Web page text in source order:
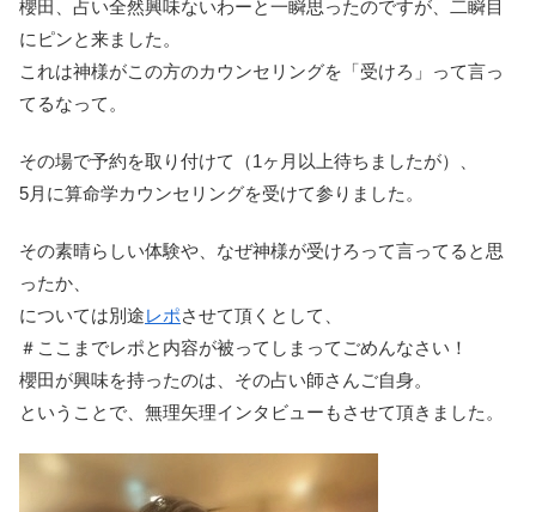
櫻田、占い全然興味ないわーと一瞬思ったのですが、二瞬目
にピンと来ました。
これは神様がこの方のカウンセリングを「受けろ」って言っ
てるなって。
その場で予約を取り付けて（1ヶ月以上待ちましたが）、
5月に算命学カウンセリングを受けて参りました。
その素晴らしい体験や、なぜ神様が受けろって言ってると思
ったか、
については別途レポさせて頂くとして、
＃ここまでレポと内容が被ってしまってごめんなさい！
櫻田が興味を持ったのは、その占い師さんご自身。
ということで、無理矢理インタビューもさせて頂きました。